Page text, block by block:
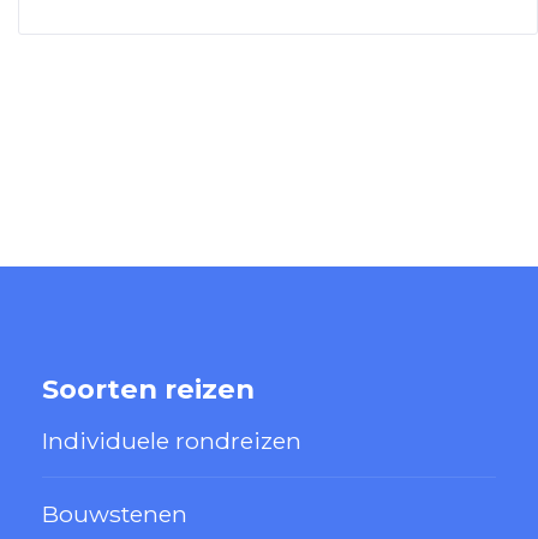
Soorten reizen
Individuele rondreizen
Bouwstenen